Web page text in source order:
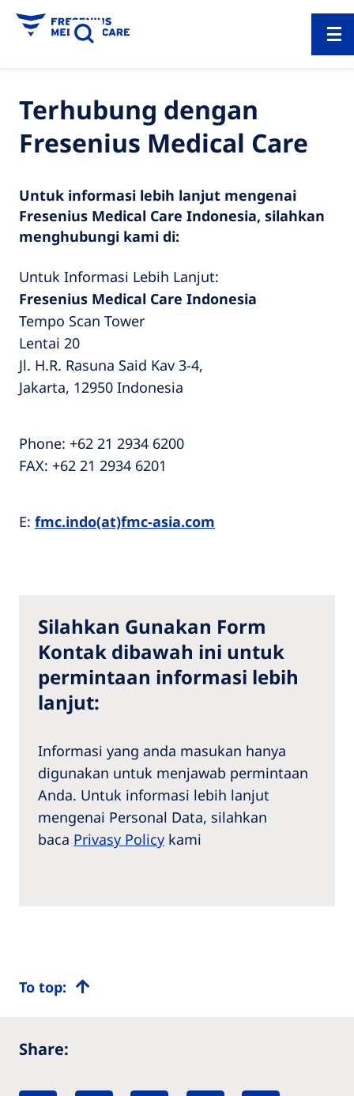
Terhubung dengan
Fresenius Medical Care
Untuk informasi lebih lanjut mengenai
Fresenius Medical Care Indonesia, silahkan
menghubungi kami di:
Untuk Informasi Lebih Lanjut:
Fresenius Medical Care Indonesia
Tempo Scan Tower
Lentai 20
Jl. H.R. Rasuna Said Kav 3-4,
Jakarta, 12950 Indonesia
Phone: +62 21 2934 6200
FAX: +62 21 2934 6201
E: fmc.indo(at)fmc-asia.com
Silahkan Gunakan Form
Kontak dibawah ini untuk
permintaan informasi lebih
lanjut:
Informasi yang anda masukan hanya
digunakan untuk menjawab permintaan
Anda. Untuk informasi lebih lanjut
mengenai Personal Data, silahkan
baca Privasy Policy kami
To top:
Share: